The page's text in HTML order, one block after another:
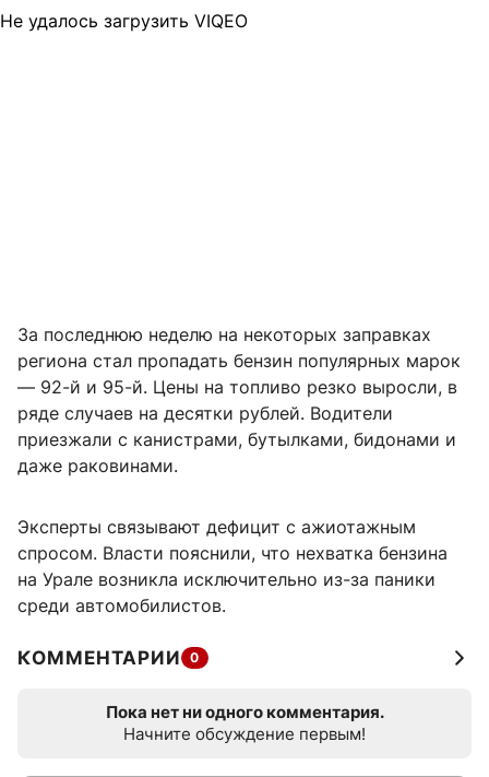
Не удалось загрузить VIQEO
За последнюю неделю на некоторых заправках
региона стал пропадать бензин популярных марок
— 92-й и 95-й. Цены на топливо резко выросли, в
ряде случаев на десятки рублей. Водители
приезжали с канистрами, бутылками, бидонами и
даже раковинами.
Эксперты связывают дефицит с ажиотажным
спросом. Власти пояснили, что нехватка бензина
на Урале возникла исключительно из-за паники
среди автомобилистов.
КОММЕНТАРИИ 0
Пока нет ни одного комментария.
Начните обсуждение первым!